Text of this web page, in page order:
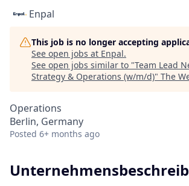
Enpal
This job is no longer accepting
See open jobs at Enpal.
See open jobs similar to "Team Lead
Strategy & Operations (w/m/d)" The
Operations
Berlin, Germany
Posted 6+ months ago